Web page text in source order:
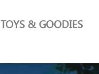
TOYS & GOODIES